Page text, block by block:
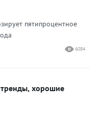
пятипроцентное
6084
хорошие